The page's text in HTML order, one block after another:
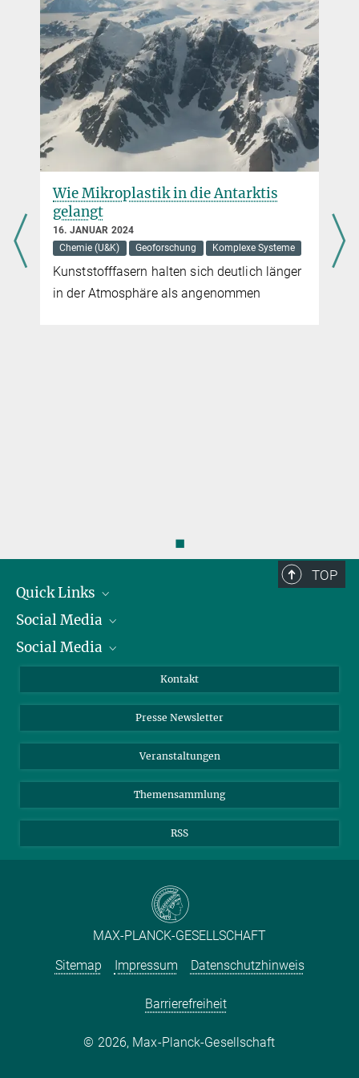
Wie Mikroplastik in die Antarktis
gelangt
16. JANUAR 2024
Chemie (U&K)
Geoforschung Komplexe Systeme
Kunststofffasern halten sich deutlich länger
in der Atmosphäre als angenommen
◼
TOP
Quick Links
Präsident
Zahlen und Fakten
Social Media
Bluesky
TikTok
Social Media
Instagram
YouTube
Kontakt
Presse Newsletter
Veranstaltungen
Themensammlung
RSS
MAX-PLANCK-GESELLSCHAFT
Sitemap
Impressum Datenschutzhinweis
Barrierefreiheit
2026, Max-Planck-Gesellschaft